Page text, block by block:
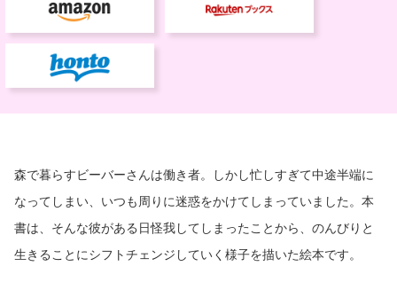
森で暮らすビーバーさんは働き者。しかし忙しすぎて中途半端に
なってしまい、いつも周りに迷惑をかけてしまっていました。本
書は、そんな彼がある日怪我してしまったことから、のんびりと
生きることにシフトチェンジしていく様子を描いた絵本です。